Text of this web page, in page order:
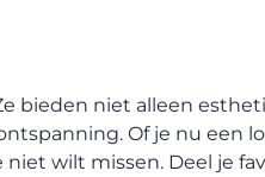
bieden niet alleen
Of je nu een
wilt missen. Deel je